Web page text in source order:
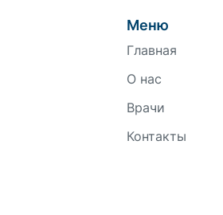
Меню
Главная
О нас
Врачи
Контакты